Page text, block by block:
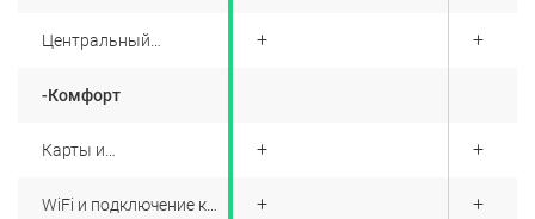
Центральный
-Комфорт
Карты и
обновлениями в
WiFi и подключение к
+
+
+
+
+
+
+
+
+